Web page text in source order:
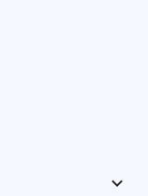
